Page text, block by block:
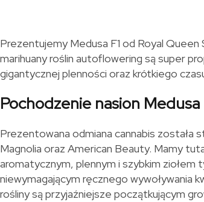
Prezentujemy Medusa F1 od Royal
marihuany roślin autoflowering są super
gigantycznej plenności oraz krótkiego
Pochodzenie nasion
Prezentowana odmiana cannabis została
Magnolia oraz American Beauty. Mamy
aromatycznym, plennym i szybkim ziołem
niewymagającym ręcznego wywoływania
rośliny są przyjaźniejsze początkującym